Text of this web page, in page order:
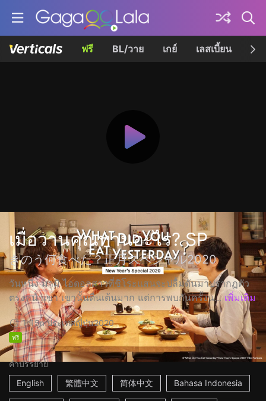
ฟรี BL/วาย เกย์ เลสเบี้ยน เค
เมื่อวานคุณทานอะไร? SP
きのう何食べた？正月スペシャル2020
วันหนึ่ง มามิ ไอดอลสาวที่ชิโระแสนจะปลื้มดันมาปรากฏตัว
ตรงหน้าเขา เขานั้นตื่นเต้นมาก แต่การพบกันครั้งน... เพิ่มเติม
1h15mประเทศญี่ปุ่น2020
ฟรี
คำบรรยาย
English
繁體中文 简体中文 Bahasa Indonesia